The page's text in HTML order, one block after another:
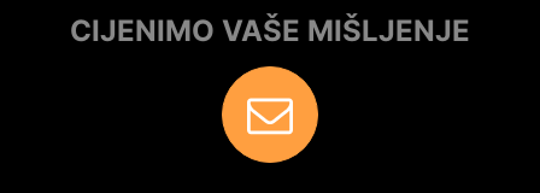
CIJENIMO VAŠE MIŠLJENJE